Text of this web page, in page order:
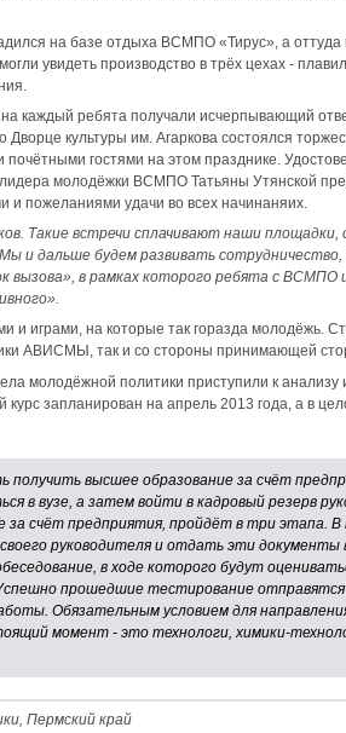
на базе отдыха ВСМПО «Тирус», а оттуда
увидеть производство в трёх цехах -
каждый ребята получали исчерпывающий
культуры им. Агаркова состоялся
гостями на этом празднике.
молодёжки ВСМПО Татьяны Утянской
пожеланиями удачи во всех начинаняих.
Такие встречи сплачивают наши
и дальше будем развивать
вызова», в рамках которого ребята с
и играми, на которые так горазда молодёжь.
АВИСМЫ, так и со стороны принимающей
молодёжной политики приступили к анализу
запланирован на апрель 2013 года, а в
высшее образование за счёт
в вузе, а затем войти в кадровый резерв
счёт предприятия, пройдёт в три этапа.
руководителя и отдать эти
в ходе которого будут
прошедшие тестирование
Обязательным условием для
момент - это технологи, химики-
Пермский край